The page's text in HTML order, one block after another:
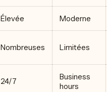
Élevée Moderne
Nombreuses Limitées
24/7
Business
hours